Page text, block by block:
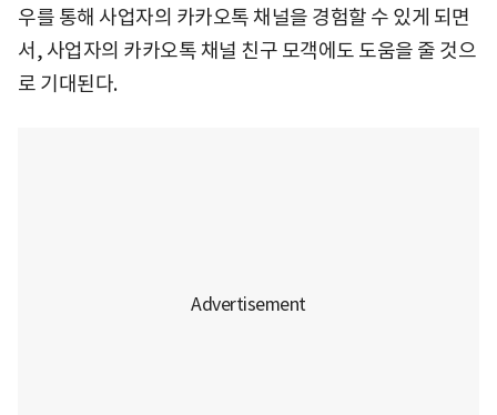
우를 통해 사업자의 카카오톡 채널을 경험할 수 있게 되면
서, 사업자의 카카오톡 채널 친구 모객에도 도움을 줄 것으
로 기대된다.